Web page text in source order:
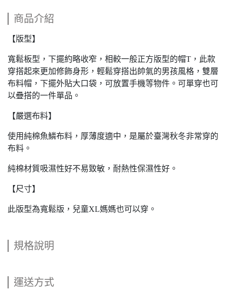
商品介紹
【版型】
寬鬆板型，下擺約略收窄，相較一般正方版型的帽T，此款
穿搭起來更加修飾身形，輕鬆穿搭出帥氣的男孩風格，雙層
布料帽，下擺外貼大口袋，可放置手機等物件。可單穿也可
以疊搭的一件單品。
【嚴選布料】
使用純棉魚鱗布料，厚薄度適中，是屬於臺灣秋冬非常穿的
布料。
純棉材質吸濕性好不易致敏，耐熱性保濕性好。
【尺寸】
此版型為寬鬆版，兒童XL媽媽也可以穿。
規格說明
運送方式